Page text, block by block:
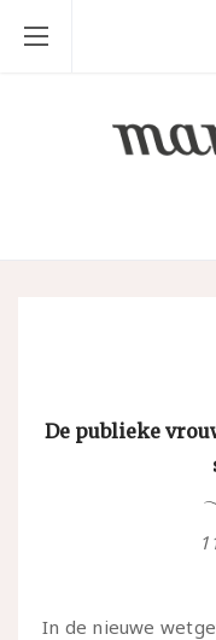
De publieke
In de nieuwe